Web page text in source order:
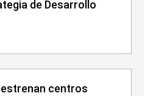
de Desarrollo
centros